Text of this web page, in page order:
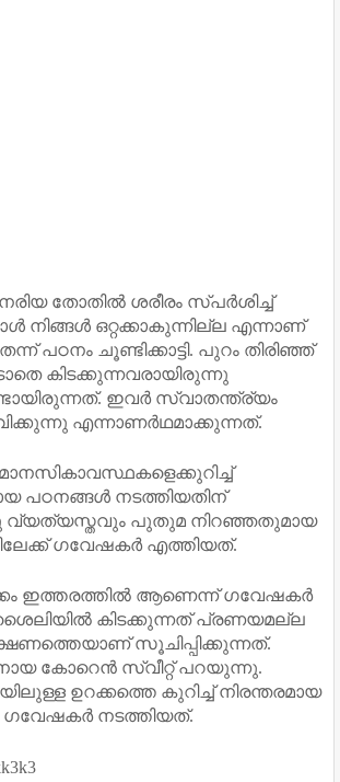
തോതില്‍ ശരീരം സ്പര്‍ശിച്ച്
നിങ്ങള്‍ ഒറ്റക്കാകുന്നില്ല എന്നാണ്
പഠനം ചൂണ്ടിക്കാട്ടി. പുറം തിരിഞ്ഞ്
കിടക്കുന്നവരായിരുന്നു
ഇവര്‍ സ്വാതന്ത്ര്യം
എന്നാണര്‍ഥമാക്കുന്നത്.
പഠനങ്ങള്‍ നടത്തിയതിന്
വ്യത്യസ്തവും പുതുമ നിറഞ്ഞതുമായ
ഗവേഷകര്‍ എത്തിയത്.
ഇത്തരത്തില്‍ ആണെന്ന് ഗവേഷകര്‍
കിടക്കുന്നത് പ്രണയമല്ല
സൂചിപ്പിക്കുന്നത്.
കോറെന്‍ സ്വീറ്റ് പറയുന്നു.
ഉറക്കത്തെ കുറിച്ച് നിരന്തരമായ
ഗവേഷകര്‍ നടത്തിയത്.